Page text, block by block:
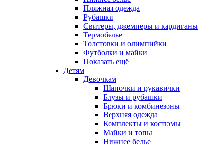
Пляжная одежда
Рубашки
Свитеры, джемперы и кардиганы
Термобелье
Толстовки и олимпийки
Футболки и майки
Показать ещё
Детям
Девочкам
Шапочки и рукавички
Блузы и рубашки
Брюки и комбинезоны
Верхняя одежда
Комплекты и костюмы
Майки и топы
Нижнее белье